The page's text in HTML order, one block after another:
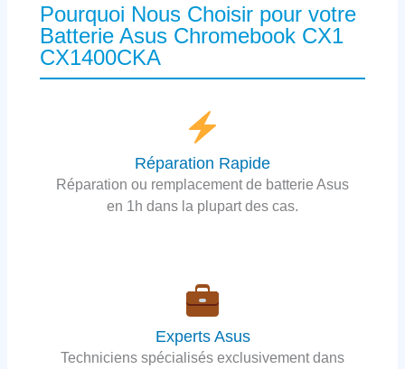
Pourquoi Nous Choisir pour votre
Batterie Asus Chromebook CX1
CX1400CKA
Réparation Rapide
Réparation ou remplacement de batterie Asus
en 1h dans la plupart des cas.
Experts Asus
Techniciens spécialisés exclusivement dans